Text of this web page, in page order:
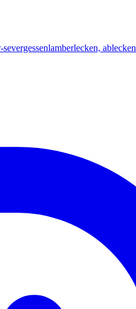
severgessenlamberlecken, ablecken